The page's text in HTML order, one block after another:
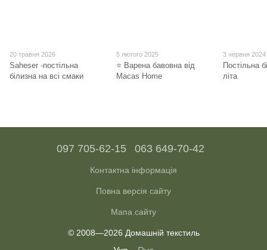
20 травня 2026
Saheser -постільна
білизна на всі смаки
5 лютого 2025
⭐ Варена бавовна від
Macas Home
3 червня 2024
Постільна
літа
097 705-62-15 063 649-70-42
Контактна інформація
Повна версія сайту
Мапа сайту
© 2008—2026 Домашній текстиль